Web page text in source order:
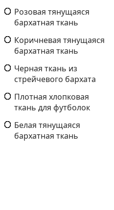
Розовая тянущаяся
бархатная ткань
Коричневая тянущаяся
бархатная ткань
Черная ткань из
стрейчевого бархата
Плотная хлопковая
ткань для футболок
Белая тянущаяся
бархатная ткань